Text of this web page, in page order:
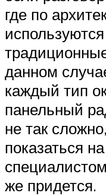
где по
данном
каждый тип
панельный
не так
показаться
же придется.